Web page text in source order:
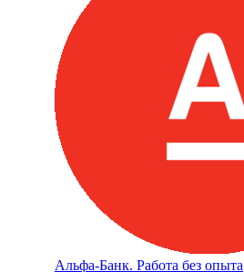
Альфа-Банк. Работа без опыта